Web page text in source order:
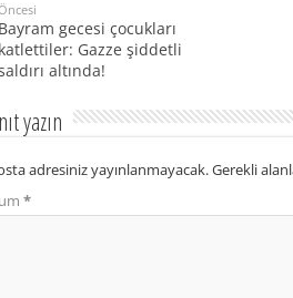
Bayram gecesi çocukları
katlettiler: Gazze şiddetli
altında!
yazın
adresiniz yayınlanmayacak.Gerekli
*